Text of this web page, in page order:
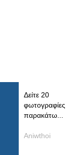
Δείτε 20
φωτογραφίες
παρακάτω...
Aniwthoi